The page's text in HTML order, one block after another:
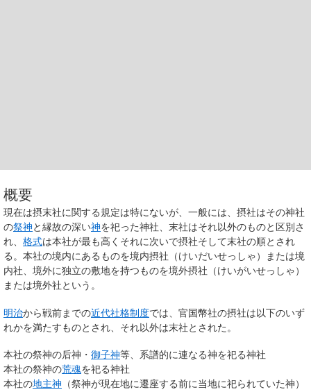
概要
現在は摂末社に関する規定は特にないが、一般には、摂社はその神社
の祭神と縁故の深い神を祀った神社、末社はそれ以外のものと区別さ
れ、 格式は本社が最も高くそれに次いで摂社そして末社の順とされ
る。本社の境内にあるものを境内摂社 （けいだいせっしゃ）または境
内社、境外に独立の敷地を持つものを境外摂社 （けいがいせっしゃ）
または境外社という。
明治から戦前までの近代社格制度では、官国幣社の摂社は以下のいず
れかを満たすものとされ、それ以外は末社とされた。
本社の祭神の后神・ 御子神等、系譜的に連なる神を祀る神社
本社の祭神の荒魂を祀る神社
本社の地主神 （祭神が現在地に遷座する前に当地に祀られていた神）